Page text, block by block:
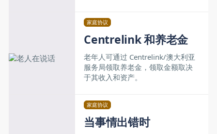
家庭协议
Centrelink 和养老金
老年人可通过 Centrelink/澳大利亚
服务局领取养老金，领取金额取决
于其收入和资产。
家庭协议
当事情出错时